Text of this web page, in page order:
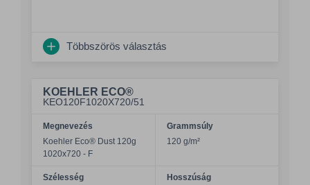
Többszörös választás
KOEHLER ECO®
KEO120F1020X720/51
Megnevezés
Koehler Eco® Dust 120g
1020x720 - F
Grammsúly
120 g/m²
Szélesség
Hosszúság